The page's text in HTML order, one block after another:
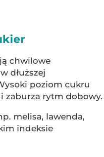
chwilowe
dłuższej
poziom cukru
zaburza rytm dobowy.
melisa, lawenda,
indeksie